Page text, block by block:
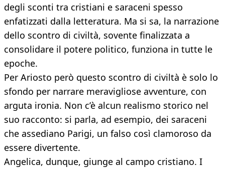
degli sconti tra cristiani e saraceni spesso
enfatizzati dalla letteratura. Ma si sa, la narrazione
dello scontro di civiltà, sovente finalizzata a
consolidare il potere politico, funziona in tutte le
epoche.
Per Ariosto però questo scontro di civiltà è solo lo
sfondo per narrare meravigliose avventure, con
arguta ironia. Non c’è alcun realismo storico nel
suo racconto: si parla, ad esempio, dei saraceni
che assediano Parigi, un falso così clamoroso da
essere divertente.
Angelica, dunque, giunge al campo cristiano. I